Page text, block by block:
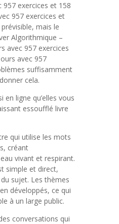
957 exercices et 158
957 exercices et
mais le
Algorithmique –
avec 957 exercices
avec 957
suffisamment
cela.
ligne qu’elles vous
essoufflé livre
qui utilise les mots
créant
vivant et respirant.
simple et direct,
sujet. Les thèmes
développés, ce qui
à un large public.
conversations qui